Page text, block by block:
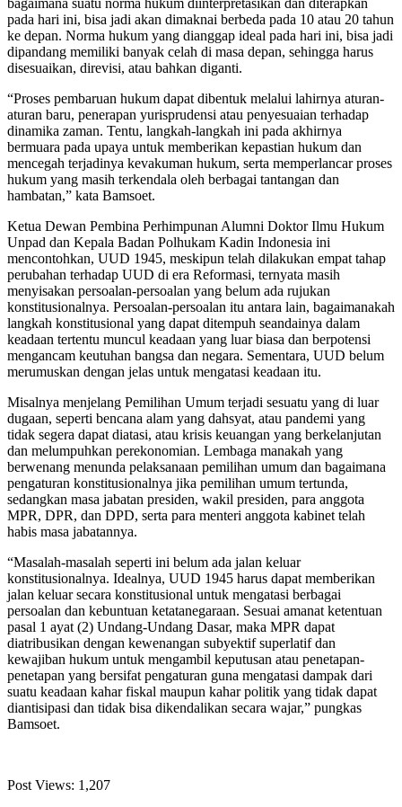
pada hari ini, bisa jadi akan dimaknai berbeda pada 10 atau 20 tahun
ke depan. Norma hukum yang dianggap ideal pada hari ini, bisa jadi
dipandang memiliki banyak celah di masa depan, sehingga harus
disesuaikan, direvisi, atau bahkan diganti.
“Proses pembaruan hukum dapat dibentuk melalui lahirnya aturan-
aturan baru, penerapan yurisprudensi atau penyesuaian terhadap
dinamika zaman. Tentu, langkah-langkah ini pada akhirnya
bermuara pada upaya untuk memberikan kepastian hukum dan
mencegah terjadinya kevakuman hukum, serta memperlancar proses
hukum yang masih terkendala oleh berbagai tantangan dan
hambatan,” kata Bamsoet.
Ketua Dewan Pembina Perhimpunan Alumni Doktor Ilmu Hukum
Unpad dan Kepala Badan Polhukam Kadin Indonesia ini
mencontohkan, UUD 1945, meskipun telah dilakukan empat tahap
perubahan terhadap UUD di era Reformasi, ternyata masih
menyisakan persoalan-persoalan yang belum ada rujukan
konstitusionalnya. Persoalan-persoalan itu antara lain, bagaimanakah
langkah konstitusional yang dapat ditempuh seandainya dalam
keadaan tertentu muncul keadaan yang luar biasa dan berpotensi
mengancam keutuhan bangsa dan negara. Sementara, UUD belum
merumuskan dengan jelas untuk mengatasi keadaan itu.
Misalnya menjelang Pemilihan Umum terjadi sesuatu yang di luar
dugaan, seperti bencana alam yang dahsyat, atau pandemi yang
tidak segera dapat diatasi, atau krisis keuangan yang berkelanjutan
dan melumpuhkan perekonomian. Lembaga manakah yang
berwenang menunda pelaksanaan pemilihan umum dan bagaimana
pengaturan konstitusionalnya jika pemilihan umum tertunda,
sedangkan masa jabatan presiden, wakil presiden, para anggota
MPR, DPR, dan DPD, serta para menteri anggota kabinet telah
habis masa jabatannya.
“Masalah-masalah seperti ini belum ada jalan keluar
konstitusionalnya. Idealnya, UUD 1945 harus dapat memberikan
jalan keluar secara konstitusional untuk mengatasi berbagai
persoalan dan kebuntuan ketatanegaraan. Sesuai amanat ketentuan
pasal 1 ayat (2) Undang-Undang Dasar, maka MPR dapat
diatribusikan dengan kewenangan subyektif superlatif dan
kewajiban hukum untuk mengambil keputusan atau penetapan-
penetapan yang bersifat pengaturan guna mengatasi dampak dari
suatu keadaan kahar fiskal maupun kahar politik yang tidak dapat
diantisipasi dan tidak bisa dikendalikan secara wajar,” pungkas
Bamsoet.
Post Views: 1,207